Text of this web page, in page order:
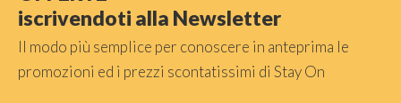
iscrivendoti alla Newsletter
Il modo più semplice per conoscere in anteprima le
promozioni ed i prezzi scontatissimi di Stay On